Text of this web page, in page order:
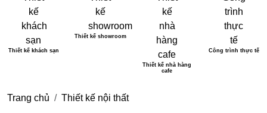
Thiết kế khách sạn
Thiết kế showroom
Thiết kế nhà hàng
cafe
Công trình thực tế
Trang chủ Thiết kế nội thất